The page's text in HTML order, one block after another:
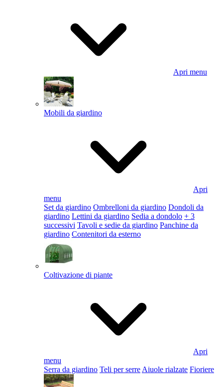
Apri menu
Mobili da giardino
Apri
menu
Set da giardino Ombrelloni da giardino Dondoli da
giardino Lettini da giardino Sedia a dondolo + 3
successivi Tavoli e sedie da giardino Panchine da
giardino Contenitori da esterno
Coltivazione di piante
Apri
menu
Serra da giardino Teli per serre Aiuole rialzate Fioriere